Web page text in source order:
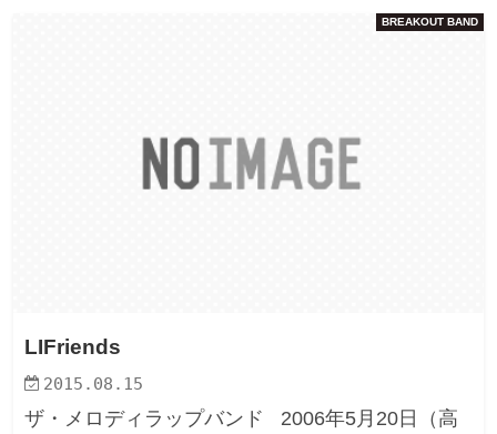
BREAKOUT BAND
LIFriends
2015.08.15
ザ・メロディラップバンド 2006年5月20日（高